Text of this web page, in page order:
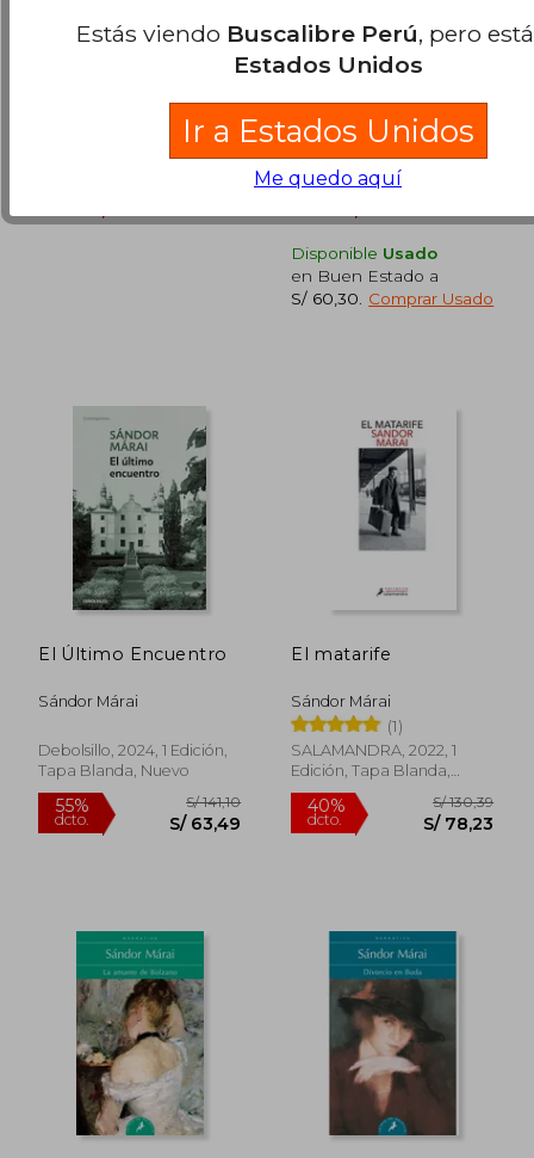
dcto.
S/ 167,28
S/ 75,28 dcto. S/
40%
dcto. S/ 56,72
40%
dcto. S/
Los Celosos
Salamandra, 2023, Tapa
Liberación
(1)
SALAMANDRA, 2016, 1
Nuevo
Disponible Usado
en Buen Estado a
S/ 60,30
Comprar Usado
El Último Encuentro
Sándor Márai
Debolsillo, 2024, 1 Edición,
Tapa Blanda, Nuevo
El matarife
Sándor Márai
(1)
SALAMANDRA, 2022, 1
Edición, Tapa Blanda,
Nuevo
Estás viendo Buscalibre Perú, pero
Estados Unidos
Ir a Estados Unidos
Me quedo aquí